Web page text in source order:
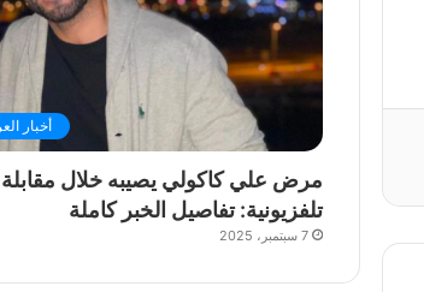
أخبار
مرض علي كاكولي يصيبه خلال مقابلة
تلفزيونية: تفاصيل الخبر كاملة
7 سبتمبر، 2025